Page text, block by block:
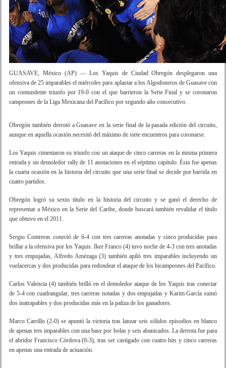
GUASAVE, México (AP) — Los Yaquis de Ciudad Obregón desplegaron una
ofensiva de 25 imparables el miércoles para aplastar a los Algodoneros de Guasave con
un contundente triunfo por 19-0 con el que barrieron la Serie Final y se coronaron
campeones de la Liga Mexicana del Pacífico por segundo año consecutivo.
Obregón también derrotó a Guasave en la serie final de la pasada edición del circuito,
aunque en aquella ocasión necesitó del máximo de siete encuentros para coronarse.
Los Yaquis cimentaron su triunfo con un ataque de cinco carreras en la misma primera
entrada y un demoledor rally de 11 anotaciones en el séptimo capítulo. Ésta fue apenas
la cuarta ocasión en la historia del circuito que una serie final se decide por barrida en
cuatro partidos.
Obregón logró su sexto título en la historia del circuito y se ganó el derecho de
representar a México en la Serie del Caribe, donde buscará también revalidar el título
que obtuvo en el 2011.
Sergio Contreras conectó de 6-4 con tres carreras anotadas y cinco producidas para
brillar a la ofensiva por los Yaquis. Iker Franco (4) tuvo noche de 4-3 con tres anotadas
y tres empujadas, Alfredo Amézaga (3) también apiló tres imparables incluyendo un
vuelacercas y dos producidas para redondear el ataque de los bicampeones del Pacífico.
Carlos Valencia (4) también brilló en el demoledor ataque de los Yaquis tras conectar
de 5-4 con cuadrangular, tres carreras notadas y dos empujadas y Karim García sumó
dos inatrapables y dos producidas más en la paliza de los ganadores.
Marco Carrillo (2-0) se apuntó la victoria tras lanzar seis sólidos episodios en blanco
de apenas tres imparables con una base por bolas y seis abanicados. La derrota fue para
el abridor Francisco Córdova (0-3), tras ser castigado con cuatro hits y cinco carreras
en apenas una entrada de actuación.